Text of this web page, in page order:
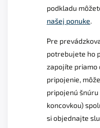
podkladu
našej ponuke.
Pre
potrebujete ho
zapojíte priamo
pripojenie,
pripojenú šnúru
koncovkou)
si objednajte